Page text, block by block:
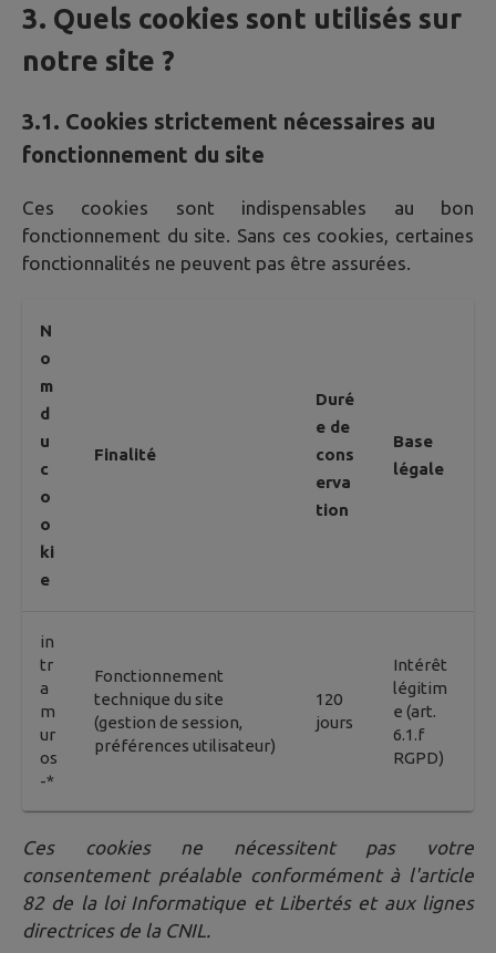
3. Quels cookies sont utilisés sur
notre site ?
3.1. Cookies strictement nécessaires au
fonctionnement du site
Ces cookies sont indispensables au bon
fonctionnement du site. Sans ces cookies, certaines
fonctionnalités ne peuvent pas être assurées.
N
o
m
d
u
c
o
o
ki
e
Finalité
Duré
e de
cons
erva
tion
Base
légale
in
tr
a
m
ur
os
-*
Fonctionnement
technique du site
(gestion de session,
préférences utilisateur)
120
jours
Intérêt
légitim
e (art.
6.1.f
RGPD)
Ces cookies ne nécessitent pas votre
consentement préalable conformément à l'article
82 de la loi Informatique et Libertés et aux lignes
directrices de la CNIL.